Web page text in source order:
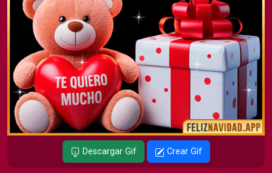
Descargar Gif Crear Gif